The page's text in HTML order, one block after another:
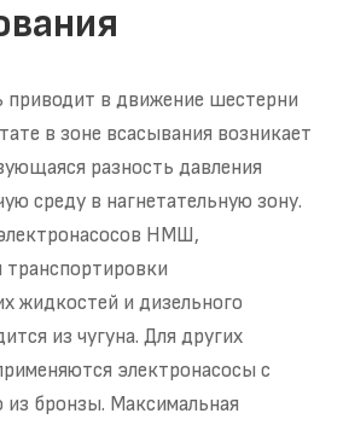
приводит в движение шестерни
в зоне всасывания возникает
разность давления
среду в нагнетательную зону.
НМШ,
транспортировки
жидкостей и дизельного
из чугуна. Для других
электронасосы с
из бронзы. Максимальная